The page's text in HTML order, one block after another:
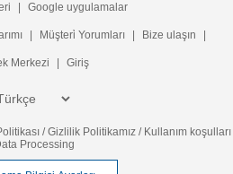
Google uygulamalar
Müşteri̇ Yorumları Bize ulaşın
Merkezi Giriş
/Gizlilik Politikamız / Kullanım koşulları
Processing